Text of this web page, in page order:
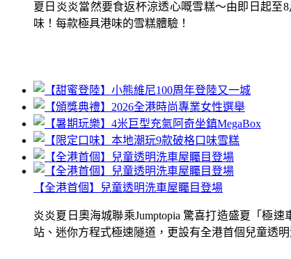
夏日炎炎當然要食返杯涼透心嘅雪糕～由即日起至
味！每款極具港味的雪糕體驗！
【全港首個】兒童透明洗車屋矚目登場
炎炎夏日奧海城聯乘Jumptopia 驚喜打造盛夏「極
站、迷你方程式極速隧道，更設有全港首個兒童透